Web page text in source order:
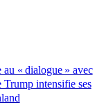
« dialogue » avec
Trump intensifie ses